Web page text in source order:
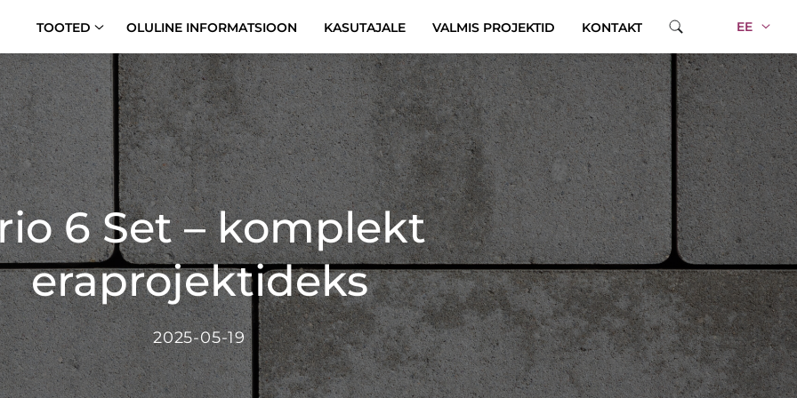
TOOTED OLULINE INFORMATSIOON KASUTAJALE VALMIS PROJEKTID KONTAKT EE
6 Set – komplekt
eraprojektideks
2025-05-19